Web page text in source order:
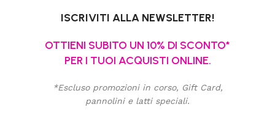
ISCRIVITI ALLA NEWSLETTER!
OTTIENI SUBITO UN 10% DI SCONTO*
PER I TUOI ACQUISTI ONLINE.
*Escluso promozioni in corso, Gift Card,
pannolini e latti speciali.